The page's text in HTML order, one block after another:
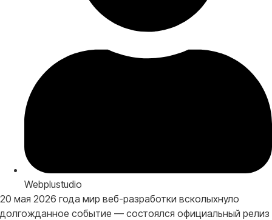
Webplustudio
20 мая 2026 года мир веб-разработки всколыхнуло
долгожданное событие — состоялся официальный релиз